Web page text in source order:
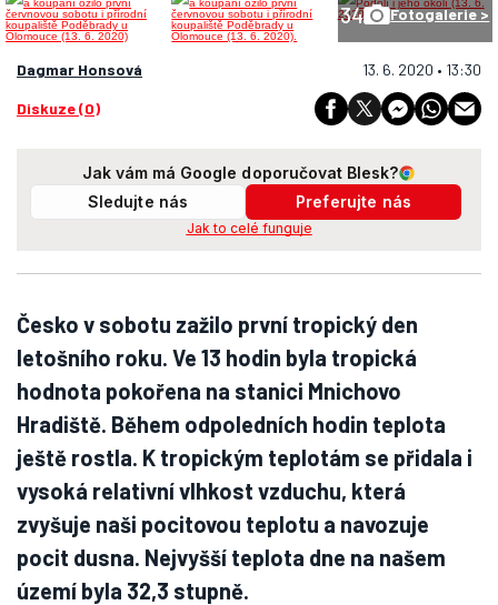
34 Fotogalerie >
Dagmar Honsová 13. 6. 2020 • 13:30
Diskuze (0)
Jak vám má Google doporučovat Blesk?
Sledujte nás
Preferujte nás
Jak to celé funguje
Česko v sobotu zažilo první tropický den
letošního roku. Ve 13 hodin byla tropická
hodnota pokořena na stanici Mnichovo
Hradiště. Během odpoledních hodin teplota
ještě rostla. K tropickým teplotám se přidala i
vysoká relativní vlhkost vzduchu, která
zvyšuje naši pocitovou teplotu a navozuje
pocit dusna. Nejvyšší teplota dne na našem
území byla 32,3 stupně.